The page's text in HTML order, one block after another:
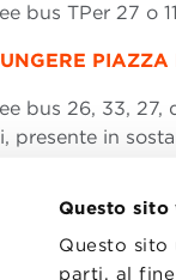
Questo
Questo
parti, al
bus TPer 27 o
bus 26, 33, 27,
presente in